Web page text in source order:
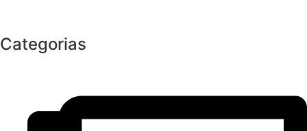
Categorias